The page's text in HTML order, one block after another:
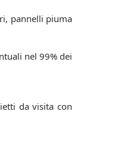
pannelli piuma
nel 99% dei
da visita con